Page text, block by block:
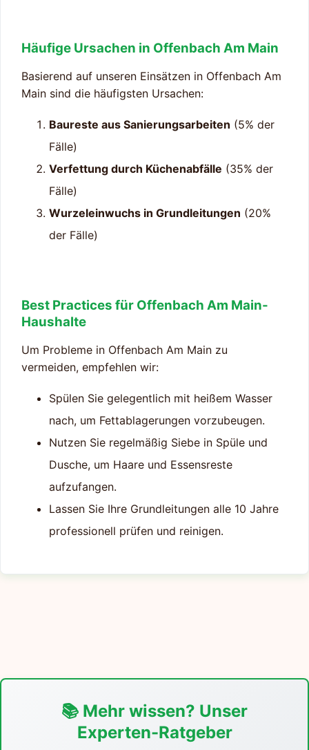
Häufige Ursachen in Offenbach Am Main
Basierend auf unseren Einsätzen in Offenbach Am
Main sind die häufigsten Ursachen:
Baureste aus Sanierungsarbeiten (5% der
Fälle)
Verfettung durch Küchenabfälle (35% der
Fälle)
Wurzeleinwuchs in Grundleitungen (20%
der Fälle)
Best Practices für Offenbach Am Main-
Haushalte
Um Probleme in Offenbach Am Main zu
vermeiden, empfehlen wir:
Spülen Sie gelegentlich mit heißem Wasser
nach, um Fettablagerungen vorzubeugen.
Nutzen Sie regelmäßig Siebe in Spüle und
Dusche, um Haare und Essensreste
aufzufangen.
Lassen Sie Ihre Grundleitungen alle 10 Jahre
professionell prüfen und reinigen.
📚 Mehr wissen? Unser
Experten-Ratgeber